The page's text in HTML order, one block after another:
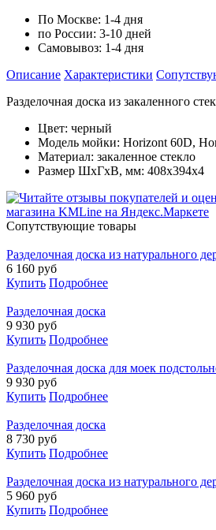
По Москве: 1-4 дня
по России: 3-10 дней
Самовывоз: 1-4 дня
Описание Характеристики
Разделочная доска из закаленного
Цвет: черный
Модель мойки: Horizont 60D,
Материал: закаленное стекло
Размер ШхГхВ, мм: 408x394x4
Cопутствующие товары
Разделочная доска из натурального
6 160 руб
Купить Подробнее
Разделочная доска
9 930 руб
Купить Подробнее
Разделочная доска для моек
9 930 руб
Купить Подробнее
Разделочная доска
8 730 руб
Купить Подробнее
Разделочная доска из натурального
5 960 руб
Купить Подробнее